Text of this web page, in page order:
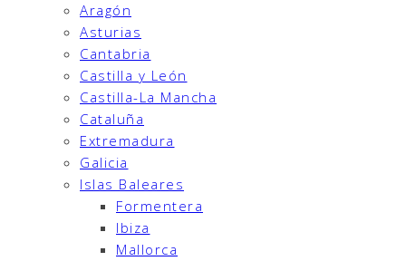
Aragón
Asturias
Cantabria
Castilla y León
Castilla-La Mancha
Cataluña
Extremadura
Galicia
Islas Baleares
Formentera
Ibiza
Mallorca